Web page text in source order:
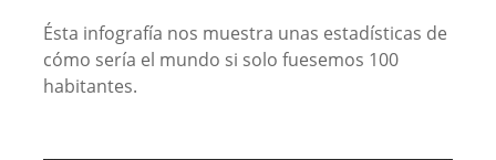
Ésta infografía nos muestra unas estadísticas de
cómo sería el mundo si solo fuesemos 100
habitantes.